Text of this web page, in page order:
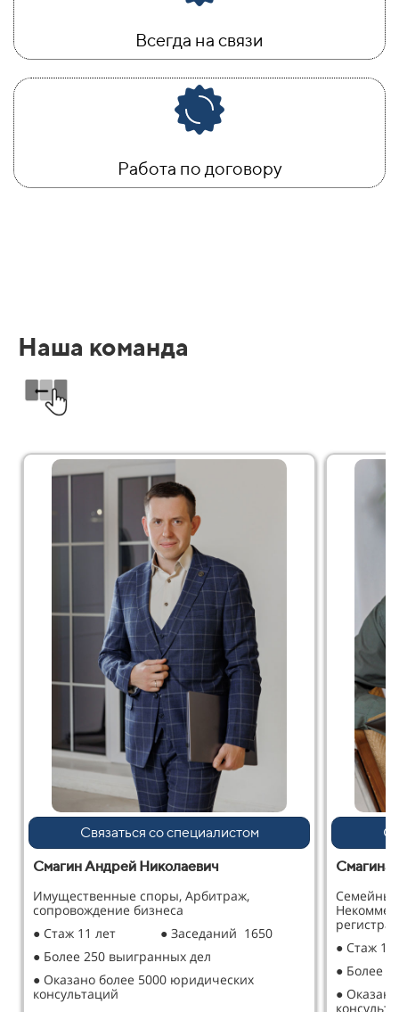
Всегда на связи
Работа по договору
Наша команда
Связаться со специалистом
Смагин Андрей Николаевич
Имущественные споры, Арбитраж,
сопровождение бизнеса
● Стаж 11 лет
● Заседаний 1650
● Более 250 выигранных дел
● Оказано более 5000 юридических
консультаций
Смагина
● Стаж 12
● Более
●